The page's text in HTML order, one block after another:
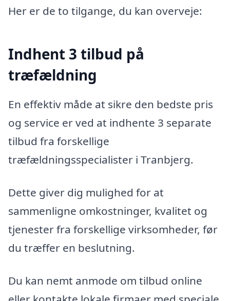
Her er de to tilgange, du kan overveje:
Indhent 3 tilbud på
træfældning
En effektiv måde at sikre den bedste pris
og service er ved at indhente 3 separate
tilbud fra forskellige
træfældningsspecialister i Tranbjerg.
Dette giver dig mulighed for at
sammenligne omkostninger, kvalitet og
tjenester fra forskellige virksomheder, før
du træffer en beslutning.
Du kan nemt anmode om tilbud online